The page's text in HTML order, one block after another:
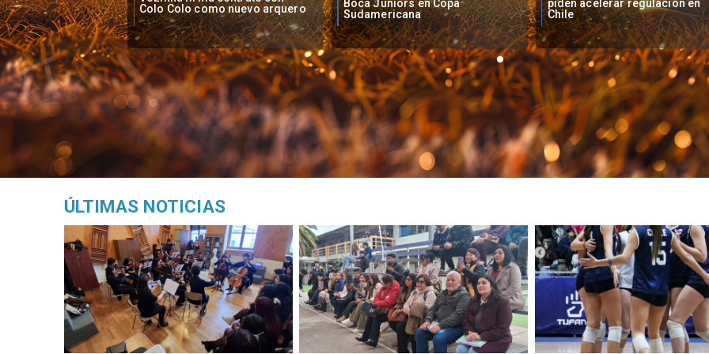
nuevo arquero
Boca Juniors en Copa
Sudamericana
piden acelerar regulación en
Chile
primera medallista chilena en
Juegos Panamericanos
ÚLTIMAS NOTICIAS